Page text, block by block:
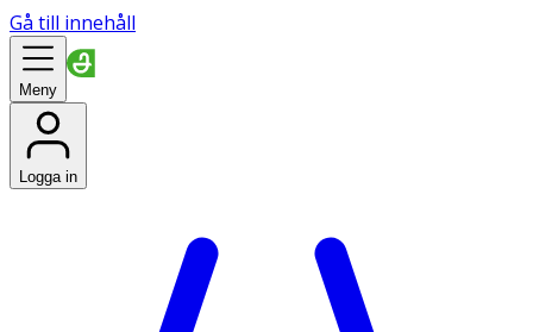
Gå till innehåll
Meny
Logga in